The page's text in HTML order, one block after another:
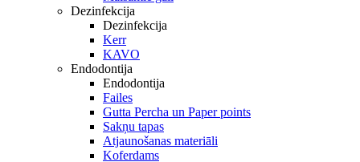
Dezinfekcija
Dezinfekcija
Kerr
KAVO
Endodontija
Endodontija
Failes
Gutta Percha un Paper points
Sakņu tapas
Atjaunošanas materiāli
Koferdams